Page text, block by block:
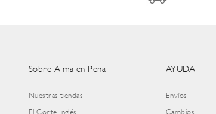
Sobre Alma en Pena
Nuestras tiendas
El Corte Inglés
AYUDA
Envíos
Cambios